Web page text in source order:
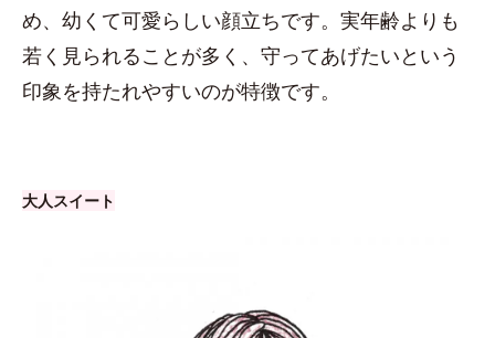
め、幼くて可愛らしい顔立ちです。実年齢よりも
若く見られることが多く、守ってあげたいという
印象を持たれやすいのが特徴です。
大人スイート